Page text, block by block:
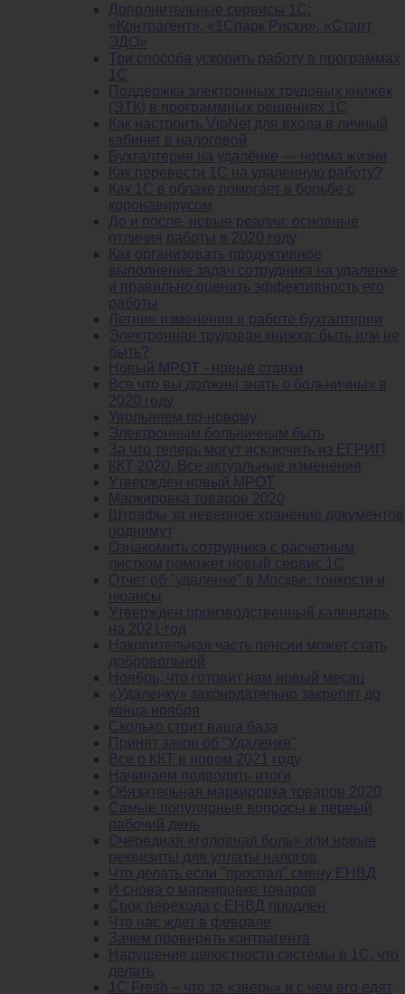
Дополнительные сервисы 1С:
«Контрагент», «1Спарк Риски», «Старт
ЭДО»
Три способа ускорить работу в программах
1С
Поддержка электронных трудовых книжек
(ЭТК) в программных решениях 1С
Как настроить VipNet для входа в личный
кабинет в налоговой
Бухгалтерия на удалёнке — норма жизни
Как перевести 1С на удаленную работу?
Как 1С в облаке помогает в борьбе с
коронавирусом
До и после, новые реалии: основные
отличия работы в 2020 году
Как организовать продуктивное
выполнение задач сотрудника на удаленке
и правильно оценить эффективность его
работы
Летние изменения в работе бухгалтерии
Электронная трудовая книжка: быть или не
быть?
Новый МРОТ - новые ставки
Все что вы должны знать о больничных в
2020 году
Увольняем по-новому
Электронным больничным быть
За что теперь могут исключить из ЕГРИП
ККТ 2020. Все актуальные изменения
Утвержден новый МРОТ
Маркировка товаров 2020
Штрафы за неверное хранение документов
поднимут
Ознакомить сотрудника с расчетным
листком поможет новый сервис 1С
Отчет об "удаленке" в Москве: тонкости и
нюансы
Утвержден производственный календарь
на 2021 год
Накопительная часть пенсии может стать
добровольной
Ноябрь, что готовит нам новый месяц
«Удаленку» законодательно закрепят до
конца ноября
Сколько стоит ваша база
Принят закон об "Удаленке"
Все о ККТ в новом 2021 году
Начинаем подводить итоги
Обязательная маркировка товаров 2020
Самые популярные вопросы в первый
рабочий день
Очередная «головная боль» или новые
реквизиты для уплаты налогов
Что делать если "проспал" смену ЕНВД
И снова о маркировке товаров
Срок перехода с ЕНВД продлен
Что нас ждет в феврале
Зачем проверять контрагента
Нарушение целостности системы в 1С, что
делать
1С Fresh – что за «зверь» и с чем его едят